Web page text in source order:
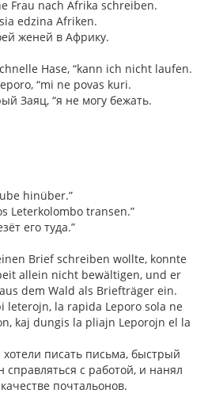
Frau nach Afrika schreiben.
edzina Afriken.
женей в Африку.
Hase, “kann ich nicht laufen.
“mi ne povas kuri.
Заяц, “я не могу бежать.
hinüber.”
Leterkolombo transen.”
его туда.”
Brief schreiben wollte, konnte
allein nicht bewältigen, und er
dem Wald als Briefträger ein.
leterojn, la rapida Leporo sola ne
kaj dungis la pliajn Leporojn el la
писать письма, быстрый
с работой, и нанял
почтальонов.